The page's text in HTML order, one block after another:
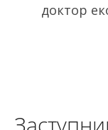
доктор